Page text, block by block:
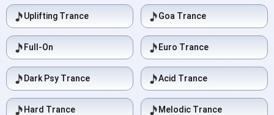
Uplifting Trance Goa Trance
Full-On Euro Trance
Dark Psy Trance Acid Trance
Hard Trance Melodic Trance